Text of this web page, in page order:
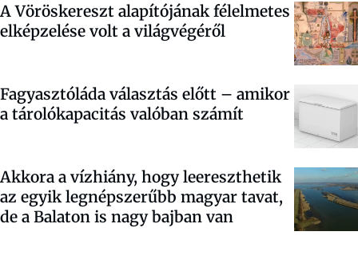
A Vöröskereszt alapítójának félelmetes
elképzelése volt a világvégéről
Fagyasztóláda választás előtt – amikor
a tárolókapacitás valóban számít
Akkora a vízhiány, hogy leereszthetik
az egyik legnépszerűbb magyar tavat,
de a Balaton is nagy bajban van